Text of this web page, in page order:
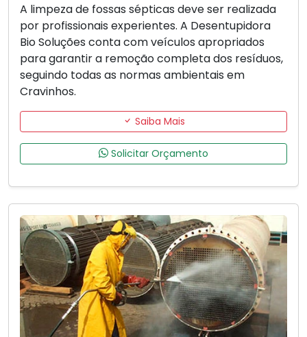
A limpeza de fossas sépticas deve ser realizada
por profissionais experientes. A Desentupidora
Bio Soluções conta com veículos apropriados
para garantir a remoção completa dos resíduos,
seguindo todas as normas ambientais em
Cravinhos.
Saiba Mais
Solicitar Orçamento